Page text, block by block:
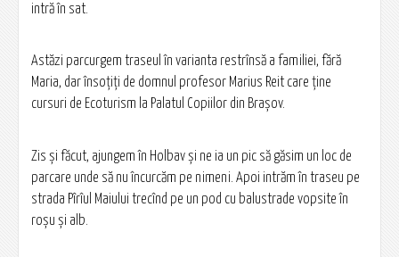
intră în sat.
Astăzi parcurgem traseul în varianta restrînsă a familiei, fără
Maria, dar însoțiți de domnul profesor Marius Reit care ține
cursuri de Ecoturism la Palatul Copiilor din Brașov.
Zis și făcut, ajungem în Holbav și ne ia un pic să găsim un loc de
parcare unde să nu încurcăm pe nimeni. Apoi intrăm în traseu pe
strada Pîrîul Maiului trecînd pe un pod cu balustrade vopsite în
roșu și alb.